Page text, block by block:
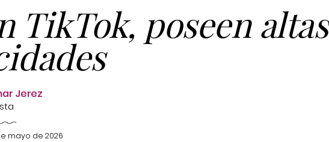
TikTok, poseen altas
Jerez
mayo de 2026